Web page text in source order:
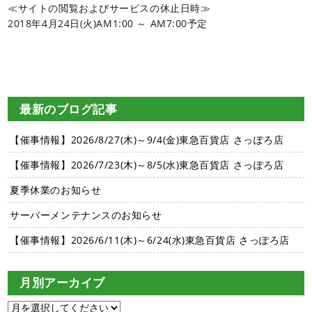
≪サイトの閲覧およびサービスの休止日時≫
2018年4月24日(火)AM1:00 ～ AM7:00予定
最新のブログ記事
【催事情報】2026/8/27(木)～9/4(金)東急百貨店 さっぽろ店
【催事情報】2026/7/23(木)～8/5(水)東急百貨店 さっぽろ店
夏季休業のお知らせ
サーバーメンテナンスのお知らせ
【催事情報】2026/6/11(木)～6/24(水)東急百貨店 さっぽろ店
月別アーカイブ